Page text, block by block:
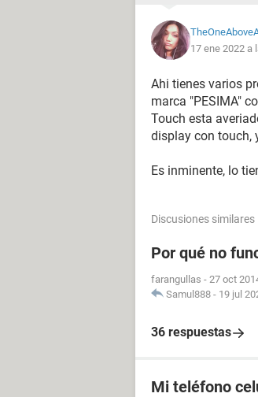
17 ene 2022 a
Ahi tienes varios
marca "PESIMA"
Touch esta
display con touch,
Es inminente, lo
Discusiones similares
Por qué no
farangullas - 27 oct
Samul888 - 19 jul
36 respuestas
Mi teléfono